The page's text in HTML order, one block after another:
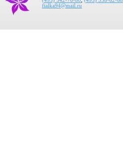
fialka94@mail.ru